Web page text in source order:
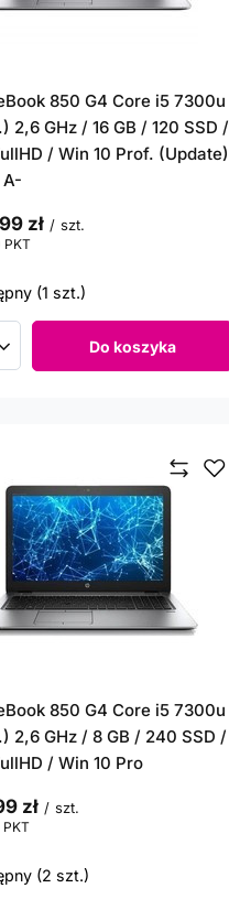
850 G4 Core i5 7300u
2,6 GHz / 16 GB / 120 SSD /
/ Win 10 Prof. (Update)
zł / szt.
PKT
(1 szt.)
Do koszyka
850 G4 Core i5 7300u
2,6 GHz / 8 GB / 240 SSD /
/ Win 10 Pro
zł / szt.
PKT
(2 szt.)